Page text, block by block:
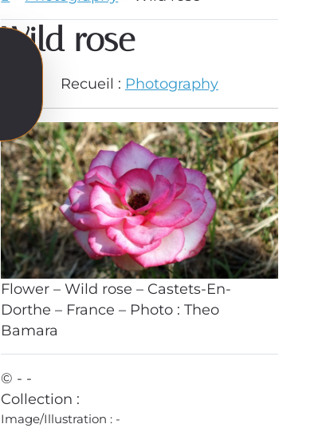
Wild rose
Recueil : Photography
Flower – Wild rose – Castets-En-
Dorthe – France – Photo : Theo
Bamara
© - -
Collection :
Image/Illustration : -